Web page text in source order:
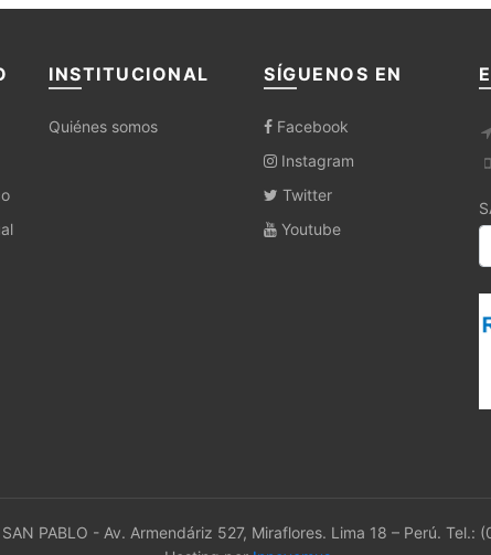
INSTITUCIONAL
Quiénes somos
SÍGUENOS EN
Facebook
Instagram
Twitter
Youtube
PABLO - Av. Armendáriz 527, Miraflores. Lima 18 – Perú. Tel.: